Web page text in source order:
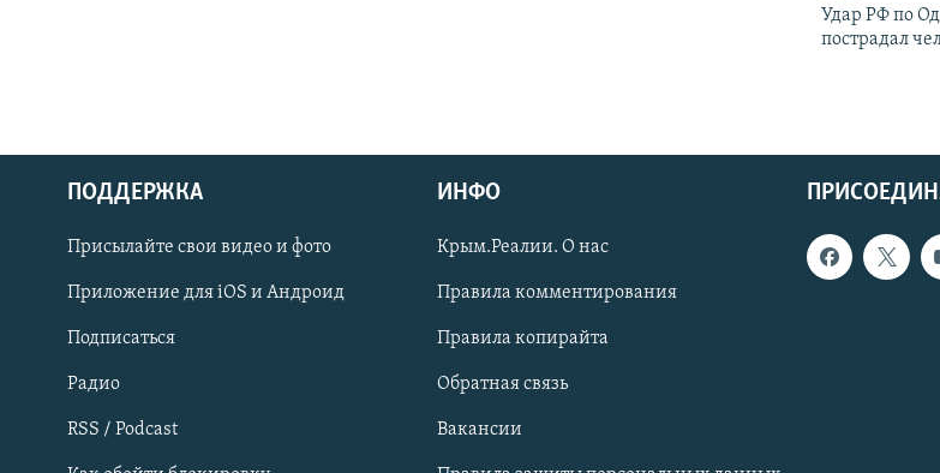
Українською
Qırımtatar
ПРИСОЕДИНЯЙТЕСЬ!
Удар РФ по
пострадал
ПОДДЕРЖКА
Присылайте свои видео и фото
Приложение для iOS и Андроид
Подписаться
Радио
RSS / Podcast
ИНФО
Крым.Реалии. О нас
Правила комментирования
Правила копирайта
Обратная связь
Вакансии